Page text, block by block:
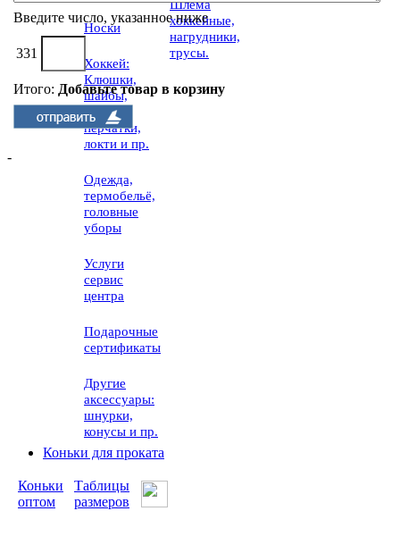
Носки
Хоккей:
Клюшки,
шайбы,
щитки,
перчатки,
локти и пр.
Одежда,
термобельё,
головные
уборы
Услуги
сервис
центра
Подарочные
сертификаты
Другие
аксессуары:
шнурки,
конусы и пр.
Шлема
хоккейные,
нагрудники,
трусы.
Коньки для проката
Коньки
оптом
Таблицы
размеров
Введите число, указанное ниже
331
Итого: Добавьте товар в корзину
-